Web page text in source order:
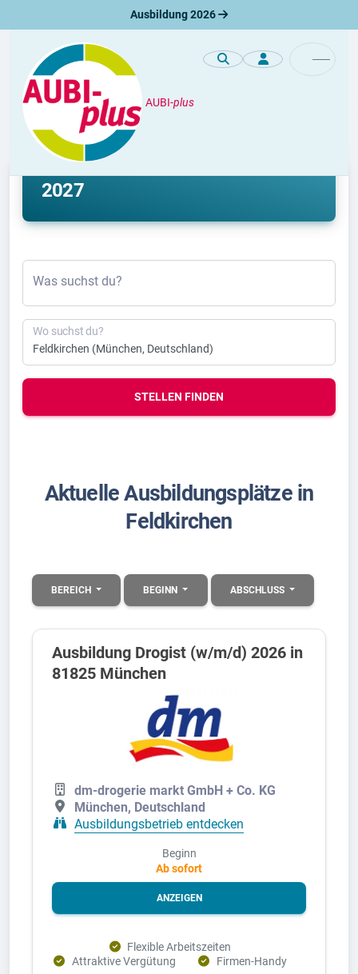
Ausbildung 2026
AUBI-plus
Ausbildung
Ausbildung Feldkirchen 2026 &
2027
Was suchst du?
Wo suchst du?
STELLEN FINDEN
Aktuelle Ausbildungsplätze in
Feldkirchen
BEREICH BEGINN ABSCHLUSS
Ausbildung Drogist (w/m/d) 2026 in
81825 München
dm-drogerie markt GmbH + Co. KG
München, Deutschland
Ausbildungsbetrieb entdecken
Beginn
Ab sofort
ANZEIGEN
Flexible Arbeitszeiten
Attraktive Vergütung
Firmen-Handy